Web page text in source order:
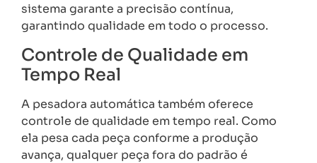
sistema garante a precisão contínua,
garantindo qualidade em todo o processo.
Controle de Qualidade em
Tempo Real
A pesadora automática também oferece
controle de qualidade em tempo real. Como
ela pesa cada peça conforme a produção
avança, qualquer peça fora do padrão é